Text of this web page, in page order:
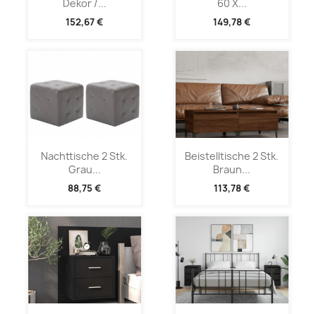
Dekor /...
152,67 €
60 X...
149,78 €
Nachttische 2 Stk.
Grau...
88,75 €
Beistelltische 2 Stk.
Braun...
113,78 €